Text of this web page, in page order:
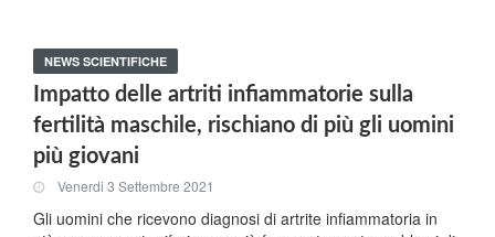
NEWS SCIENTIFICHE
Impatto delle artriti infiammatorie sulla
fertilità maschile, rischiano di più gli uomini
più giovani
Venerdi 3 Settembre 2021
Gli uomini che ricevono diagnosi di artrite infiammatoria in